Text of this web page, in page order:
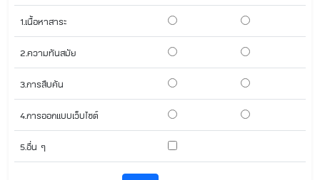
1.เนื้อหาสาระ
2.ความทันสมัย
3.การสืบค้น
4.การออกแบบเว็บไซต์
5.อื่น ๆ